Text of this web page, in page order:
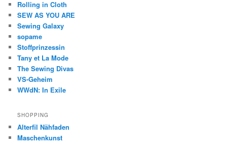
Rolling in Cloth
SEW AS YOU ARE
Sewing Galaxy
sopame
Stoffprinzessin
Tany et La Mode
The Sewing Divas
VS-Geheim
WWdN: In Exile
SHOPPING
Alterfil Nähfaden
Maschenkunst